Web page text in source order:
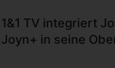
1&1 TV integriert
Joyn+ in seine